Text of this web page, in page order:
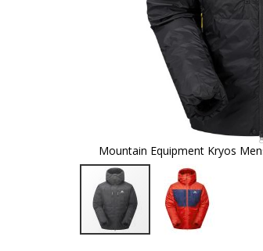
Mountain Equipment Kryos